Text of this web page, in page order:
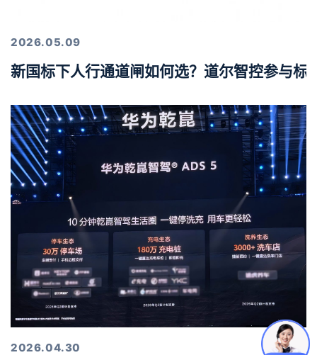
2026.05.09
新国标下人行通道闸如何选？道尔智控参与标
2026.04.30